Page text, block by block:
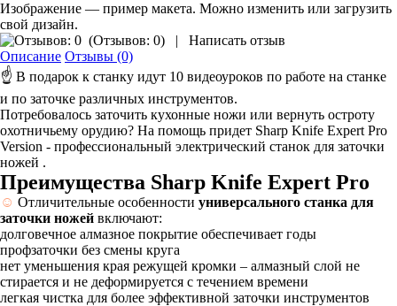
Изображение — пример макета. Можно изменить или загрузить
свой дизайн.
(Отзывов: 0) |
Написать отзыв
Описание Отзывы (0)
☝ В подарок к станку идут 10 видеоуроков по работе на станке
и по заточке различных инструментов.
Потребовалось заточить кухонные ножи или вернуть остроту
охотничьему орудию? На помощь придет Sharp Knife Expert Pro
Version - профессиональный электрический станок для заточки
ножей .
Преимущества Sharp Knife Expert Pro
☺ Отличительные особенности универсального станка для
заточки ножей включают:
долговечное алмазное покрытие обеспечивает годы
профзаточки без смены круга
нет уменьшения края режущей кромки – алмазный слой не
стирается и не деформируется с течением времени
легкая чистка для более эффективной заточки инструментов